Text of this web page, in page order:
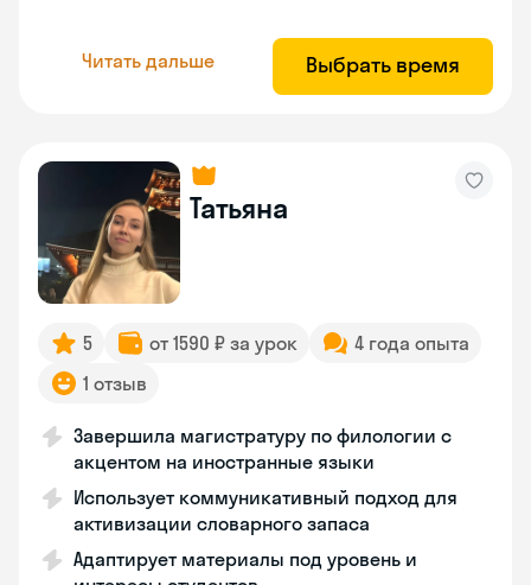
Читать дальше Выбрать время
Татьяна
5 от 1590 ₽ за урок
4 года опыта
1 отзыв
Завершила магистратуру по филологии с
акцентом на иностранные языки
Использует коммуникативный подход для
активизации словарного запаса
Адаптирует материалы под уровень и